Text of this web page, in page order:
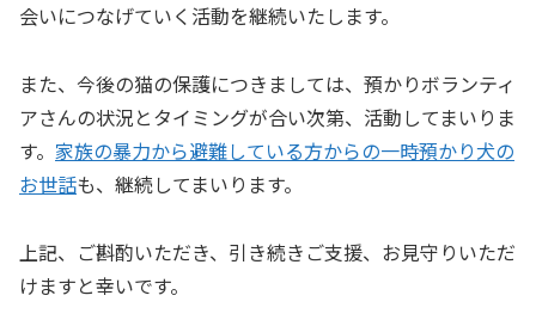
会いにつなげていく活動を継続いたします。
また、今後の猫の保護につきましては、預かりボランティ
アさんの状況とタイミングが合い次第、活動してまいりま
す。 家族の暴力から避難している方からの一時預かり犬の
お世話も、継続してまいります。
上記、ご斟酌いただき、引き続きご支援、お見守りいただ
けますと幸いです。